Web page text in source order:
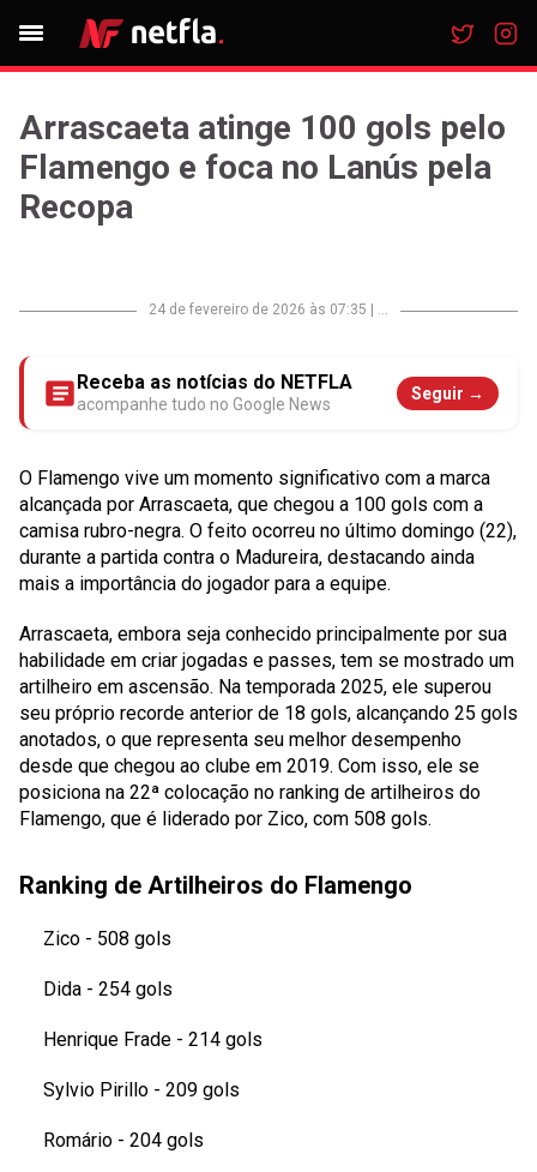
Arrascaeta atinge 100 gols pelo
Flamengo e foca no Lanús pela
Recopa
24 de fevereiro de 2026 às 07:35 ...
Receba as notícias do NETFLA
acompanhe tudo no Google News
Seguir →
O Flamengo vive um momento significativo com a marca
alcançada por Arrascaeta, que chegou a 100 gols com a
camisa rubro-negra. O feito ocorreu no último domingo (22),
durante a partida contra o Madureira, destacando ainda
mais a importância do jogador para a equipe.
Arrascaeta, embora seja conhecido principalmente por sua
habilidade em criar jogadas e passes, tem se mostrado um
artilheiro em ascensão. Na temporada 2025, ele superou
seu próprio recorde anterior de 18 gols, alcançando 25 gols
anotados, o que representa seu melhor desempenho
desde que chegou ao clube em 2019. Com isso, ele se
posiciona na 22ª colocação no ranking de artilheiros do
Flamengo, que é liderado por Zico, com 508 gols.
Ranking de Artilheiros do Flamengo
Zico - 508 gols
Dida - 254 gols
Henrique Frade - 214 gols
Sylvio Pirillo - 209 gols
Romário - 204 gols